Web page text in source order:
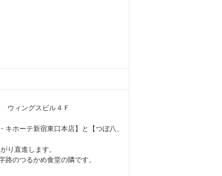
ウィングスビル４Ｆ
ホーテ新宿東口本店】と【つぼ八、
り直進します。
のつるかめ食堂の隣です。